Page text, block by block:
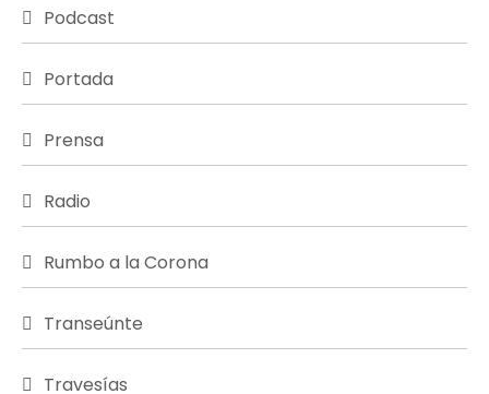
Podcast
Portada
Prensa
Radio
Rumbo a la Corona
Transeúnte
Travesías